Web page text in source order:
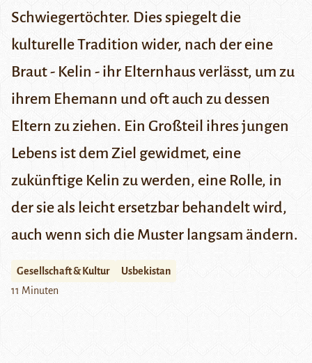
Schwiegertöchter. Dies spiegelt die
kulturelle Tradition wider, nach der eine
Braut - Kelin - ihr Elternhaus verlässt, um zu
ihrem Ehemann und oft auch zu dessen
Eltern zu ziehen. Ein Großteil ihres jungen
Lebens ist dem Ziel gewidmet, eine
zukünftige Kelin zu werden, eine Rolle, in
der sie als leicht ersetzbar behandelt wird,
auch wenn sich die Muster langsam ändern.
Gesellschaft & Kultur
Usbekistan
11 Minuten